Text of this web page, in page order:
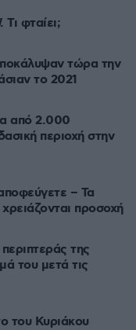
φταίει;
τώρα την
το 2021
από 2.000
περιοχή στην
– Τα
προσοχή
της
του μετά τις
του Κυριάκου